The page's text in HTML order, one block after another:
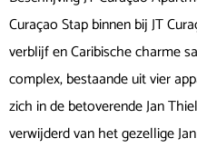
Curaçao Stap binnen bij JT
verblijf en Caribische charme
complex, bestaande uit vier
zich in de betoverende Jan
verwijderd van het gezellige